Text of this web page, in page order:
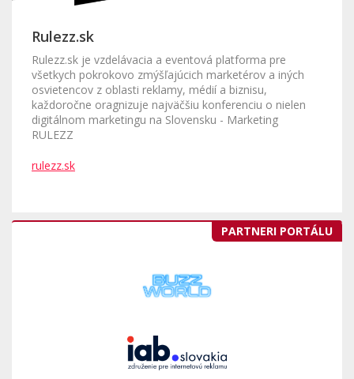
Rulezz.sk
Rulezz.sk je vzdelávacia a eventová platforma pre
všetkych pokrokovo zmýšľajúcich marketérov a iných
osvietencov z oblasti reklamy, médií a biznisu,
každoročne oragnizuje najväčšiu konferenciu o nielen
digitálnom marketingu na Slovensku - Marketing
RULEZZ
rulezz.sk
PARTNERI PORTÁLU